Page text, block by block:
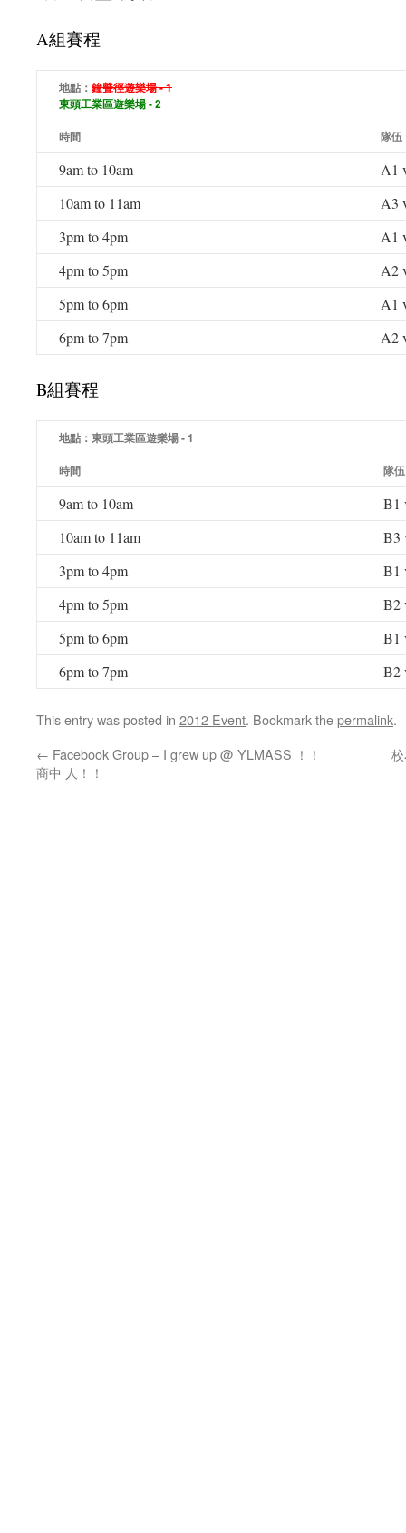
A組賽程
地點： 鐘聲徑遊樂場 - 1
東頭工業區遊樂場 - 2
時間
隊伍
9am to 10am
A1
10am to 11am
A3
3pm to 4pm
A1
4pm to 5pm
A2
5pm to 6pm
A1
6pm to 7pm
A2
B組賽程
地點：東頭工業區遊樂場 - 1
時間
隊伍
9am to 10am
B1
10am to 11am
B3
3pm to 4pm
B1
4pm to 5pm
B2
5pm to 6pm
B1
6pm to 7pm
B2
This entry was posted in 2012 Event. Bookmark thepermalink.
← Facebook Group – I grew up @ YLMASS ！！
商中 人！！